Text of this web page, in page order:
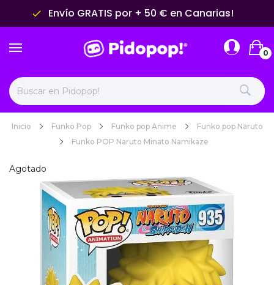
done Envío GRATIS por + 50 € en Canarias!
0
Inicio Funko Pop Funko pop Anime
Funko pop Naruto
Funko POP Naruto Minato Namikaze
Agotado